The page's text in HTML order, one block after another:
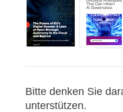
Bitte denken Sie
unterstützen.